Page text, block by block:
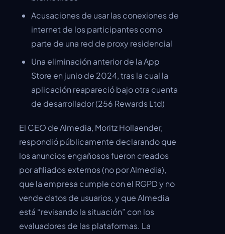
Acusaciones de usar las conexiones de
internet de los participantes como
parte de una red de proxy residencial
Una eliminación anterior de la App
Store en junio de 2024, tras la cual la
aplicación reapareció bajo otra cuenta
de desarrollador (256 Rewards Ltd)
El CEO de Almedia, Moritz Hollaender,
respondió públicamente declarando que
los anuncios engañosos fueron creados
por afiliados externos (no por Almedia),
que la empresa cumple con el RGPD y no
vende datos de usuarios, y que Almedia
está “revisando la situación” con los
evaluadores de las plataformas. La